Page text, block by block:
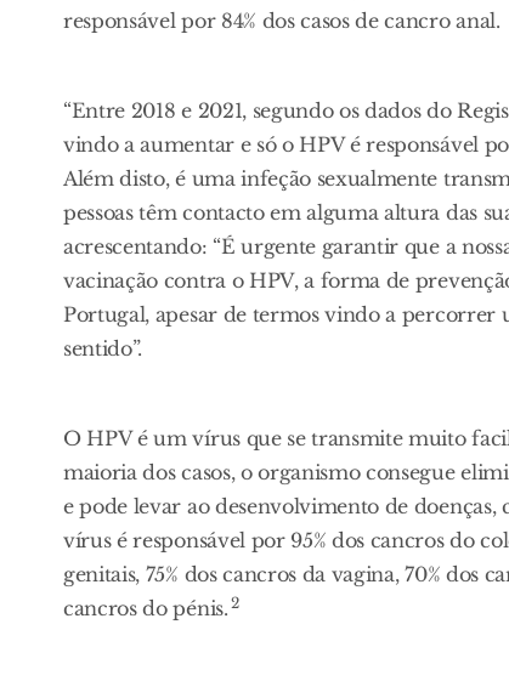
responsável por 84% dos casos de cancro anal.
“Entre 2018 e 2021, segundo os dados do
vindo a aumentar e só o HPV é responsável
Além disto, é uma infeção sexualmente
pessoas têm contacto em alguma altura das
acrescentando: “É urgente garantir que a
vacinação contra o HPV, a forma de
Portugal, apesar de termos vindo a percorrer
sentido”.
O HPV é um vírus que se transmite muito
maioria dos casos, o organismo consegue
e pode levar ao desenvolvimento de
vírus é responsável por 95% dos cancros do
genitais, 75% dos cancros da vagina, 70% dos
cancros do pénis. 2